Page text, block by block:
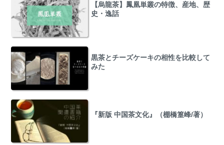
【烏龍茶】鳳凰単叢の特徴、産地、歴
史・逸話
黒茶とチーズケーキの相性を比較して
みた
『新版 中国茶文化』（棚橋篁峰/著）